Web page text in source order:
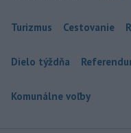
Turizmus Cestovanie
Dielo týždňa
Komunálne voľby